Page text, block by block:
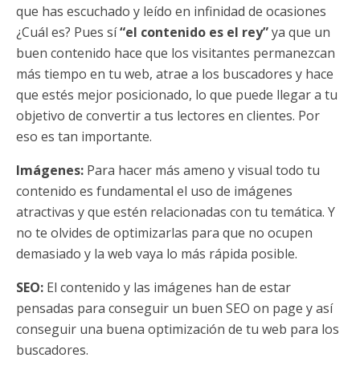
que has escuchado y leído en infinidad de ocasiones
¿Cuál es? Pues sí“el contenido es el rey”ya que un
buen contenido hace que los visitantes permanezcan
más tiempo en tu web, atrae a los buscadores y hace
que estés mejor posicionado, lo que puede llegar a tu
objetivo de convertir a tus lectores en clientes. Por
eso es tan importante.
Imágenes: Para hacer más ameno y visual todo tu
contenido es fundamental el uso de imágenes
atractivas y que estén relacionadas con tu temática. Y
no te olvides de optimizarlas para que no ocupen
demasiado y la web vaya lo más rápida posible.
SEO: El contenido y las imágenes han de estar
pensadas para conseguir un buen SEO on page y así
conseguir una buena optimización de tu web para los
buscadores.